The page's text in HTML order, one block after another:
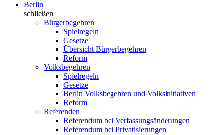
Berlin
schließen
Bürgerbegehren
Spielregeln
Gesetze
Übersicht Bürgerbegehren
Reform
Volksbegehren
Spielregeln
Gesetze
Berlin Volksbegehren und Volksinitiativen
Reform
Referenden
Referendum bei Verfassungsänderungen
Referendum bei Privatisierungen